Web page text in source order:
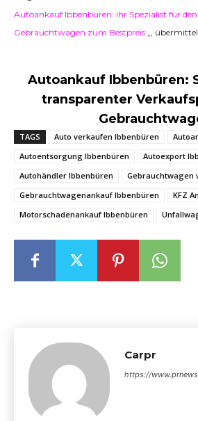
Autoankauf Ibbenbüren: Ihr Spezialist für
Gebrauchtwagen zum Bestpreis „,
Autoankauf Ibbenbüren:
transparenter
TAGS Auto verkaufen Ibbenbüren
Autoentsorgung Ibbenbüren
Autoexport
Autohändler Ibbenbüren
Gebrauchtwagen
Gebrauchtwagenankauf Ibbenbüren
KFZ
Motorschadenankauf Ibbenbüren
Carpr
https://